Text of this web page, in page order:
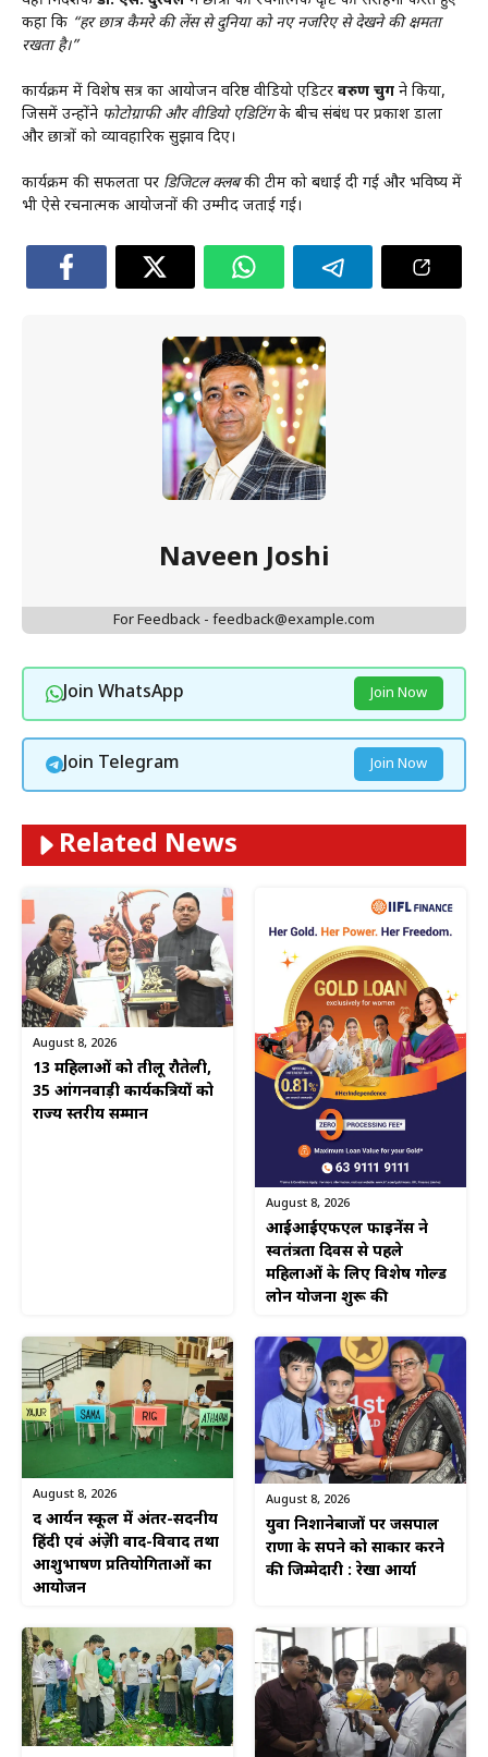
कहा कि “हर छात्र कैमरे की लेंस से दुनिया को नए नजरिए से देखने की क्षमता
रखता है।”
कार्यक्रम में विशेष सत्र का आयोजन वरिष्ठ वीडियो एडिटर वरुण चुग ने किया,
जिसमें उन्होंने फोटोग्राफी और वीडियो एडिटिंगके बीच संबंध पर प्रकाश डाला
और छात्रों को व्यावहारिक सुझाव दिए।
कार्यक्रम की सफलता पर डिजिटल क्लबकी टीम को बधाई दी गई और भविष्य में
भी ऐसे रचनात्मक आयोजनों की उम्मीद जताई गई।
Naveen Joshi
For Feedback - feedback@example.com
Join WhatsApp Join Now
Join Telegram Join Now
Related News
August 8, 2026
13 महिलाओं को तीलू रौतेली,
35 आंगनवाड़ी कार्यकत्रियों को
राज्य स्तरीय सम्मान
August 8, 2026
आईआईएफएल फाइनेंस ने
स्वतंत्रता दिवस से पहले
महिलाओं के लिए विशेष गोल्ड
लोन योजना शुरू की
August 8, 2026
द आर्यन स्कूल में अंतर-सदनीय
हिंदी एवं अंग्रेज़ी वाद-विवाद तथा
आशुभाषण प्रतियोगिताओं का
आयोजन
August 8, 2026
युवा निशानेबाजों पर जसपाल
राणा के सपने को साकार करने
की जिम्मेदारी : रेखा आर्या